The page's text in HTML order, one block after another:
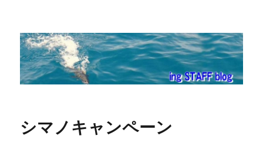
ing STAFF blog
シマノキャンペーン